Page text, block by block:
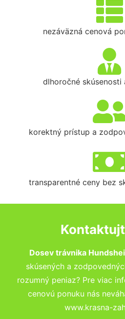
nezáväzná cenová
dlhoročné skúsenosti
korektný prístup a
transparentné ceny bez
Dosev trávnika
skúsených a
rozumný peniaz? Pre viac
cenovú ponuku nás
www.krasna-